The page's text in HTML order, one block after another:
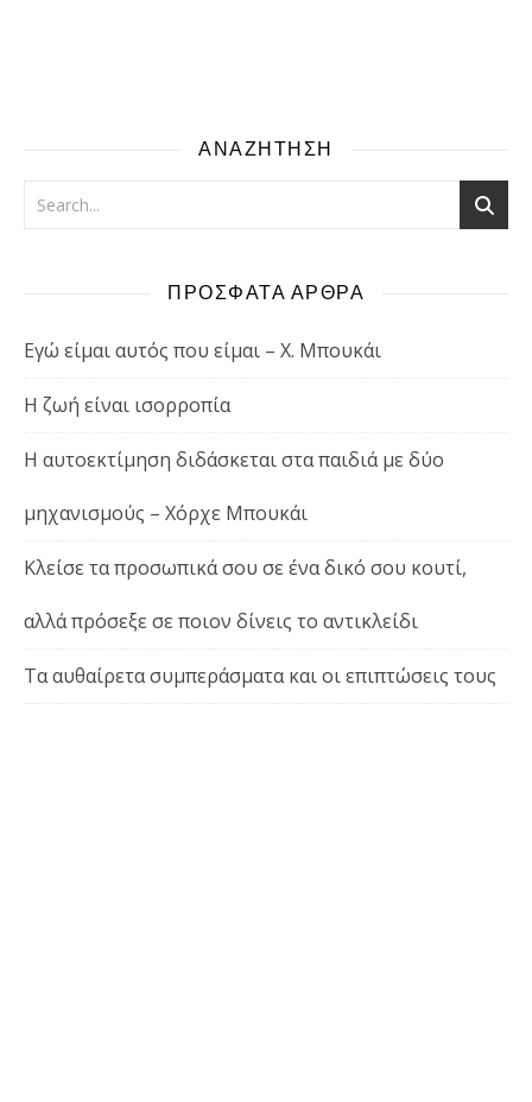
ΑΝΑΖΗΤΗΣΗ
ΠΡΟΣΦΑΤΑ ΑΡΘΡΑ
Εγώ είμαι αυτός που είμαι – Χ. Μπουκάι
Η ζωή είναι ισορροπία
Η αυτοεκτίμηση διδάσκεται στα παιδιά με δύο
μηχανισμούς – Χόρχε Μπουκάι
Κλείσε τα προσωπικά σου σε ένα δικό σου κουτί,
αλλά πρόσεξε σε ποιον δίνεις το αντικλείδι
Τα αυθαίρετα συμπεράσματα και οι επιπτώσεις τους